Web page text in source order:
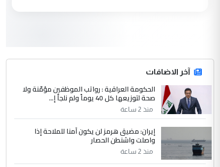
صلاح مهدي حسن
التعليق : صلاح مهدي حسن ...
الموضوع :
هيئة الحج تصدر قرارا يخص "لم الشمل"
وتعديل استمارة قرعة الحج
صلاح مهدي حسن
التعليق : صلاح مهدي حسن ...
آخر الاضافات
الحكومة العراقية : رواتب الموظفين مؤمّنة ولا
صحة لتوزيعها كل 40 يوماً ولم نلجأ إ...
منذ 2 ساعة
إيران: مضيق هرمز لن يكون آمنا للملاحة إذا
واصلت واشنطن الحصار
منذ 2 ساعة